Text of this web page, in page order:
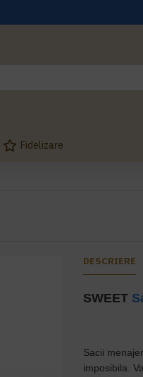
Fidelizare
DESCRIERE
SWEET
Sacii
imposibila.